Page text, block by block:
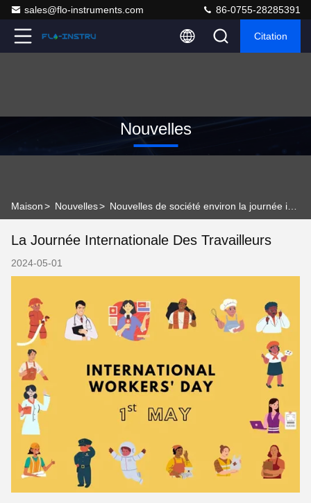
sales@flo-instruments.com 86-0755-28285391
Citation
Nouvelles
Maison> Nouvelles>
La Journée Internationale Des Travailleurs
2024-05-01